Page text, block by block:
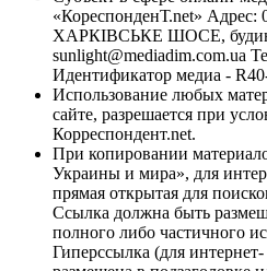
«КореспонденТ.net» Адрес:
ХАРКІВСЬКЕ ШОСЕ,
sunlight@mediadim.com.ua
Идентификатор медиа -
Использование любых
сайте, разрешается при
Корреспондент.net.
При копировании
Украины и мира», для
прямая открытая для
Ссылка должна быть
полного либо частичного
Гиперссылка (для